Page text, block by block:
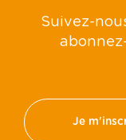
Suivez-
Je